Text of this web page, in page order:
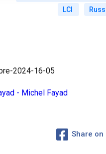
LCI
2024-16-05
- Michel Fayad
Share on